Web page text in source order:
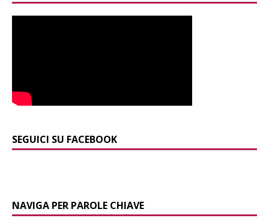
SEGUICI SU FACEBOOK
NAVIGA PER PAROLE CHIAVE